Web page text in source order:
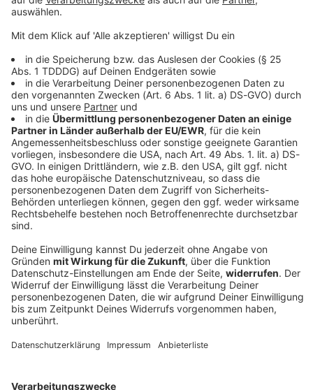
Noch mehr von Deep Purple auf ROCK
ANTENNE in NRW:
DAS KÖNNTE DICH AUCH INTERESSIEREN
Album der Woche
Diese Woche unsere Empfehlung aus der ROCK
Punch - Legacy